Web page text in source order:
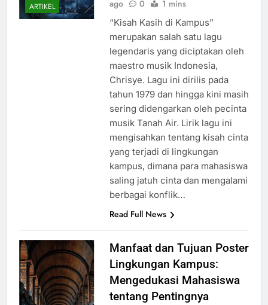
ARTIKEL
ago
0 1 mins
“Kisah Kasih di Kampus”
merupakan salah satu lagu
legendaris yang diciptakan oleh
maestro musik Indonesia,
Chrisye. Lagu ini dirilis pada
tahun 1979 dan hingga kini masih
sering didengarkan oleh pecinta
musik Tanah Air. Lirik lagu ini
mengisahkan tentang kisah cinta
yang terjadi di lingkungan
kampus, dimana para mahasiswa
saling jatuh cinta dan mengalami
berbagai konflik…
Read Full News
Manfaat dan Tujuan Poster
Lingkungan Kampus:
Mengedukasi Mahasiswa
tentang Pentingnya